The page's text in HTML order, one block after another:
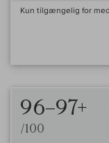
Kun tilgængelig for
96–97+
/100